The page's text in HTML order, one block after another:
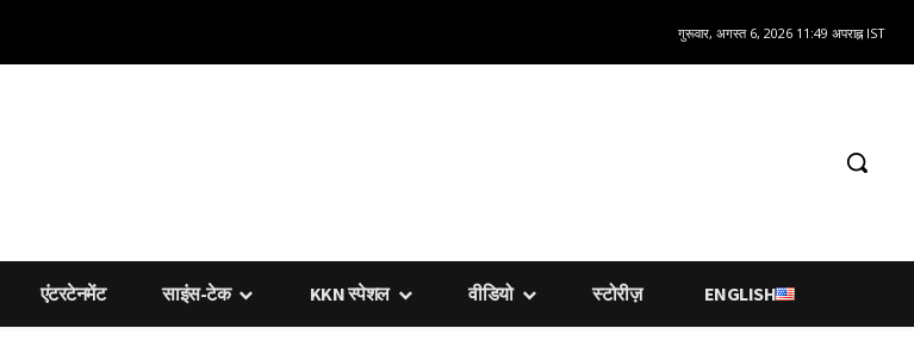
गुरूवार, अगस्त 6, 2026 11:49 अपराह्न IST
एंटरटेनमेंट साइंस-टेक KKN स्पेशल वीडियो स्टोरीज़ ENGLISH